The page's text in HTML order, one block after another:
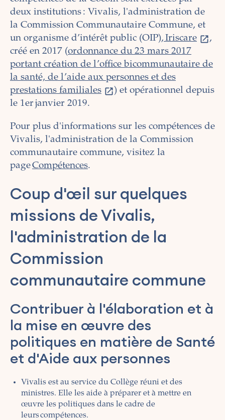
deux institutions : Vivalis, l'administration de
la Commission Communautaire Commune, et
un organisme d’intérêt public (OIP), Iriscare
,
créé en 2017 (ordonnance du 23 mars 2017
portant création de l’office bicommunautaire de
la santé, de l’aide aux personnes et des
prestations familiales
) et opérationnel depuis
le 1er janvier 2019.
Pour plus d'informations sur les compétences de
Vivalis, l'administration de la Commission
communautaire commune, visitez la
pageCompétences.
Coup d'œil sur quelques
missions de Vivalis,
l'administration de la
Commission
communautaire commune
Contribuer à l'élaboration et à
la mise en œuvre des
politiques en matière de Santé
et d'Aide aux personnes
Vivalis est au service du Collège réuni et des
ministres. Elle les aide à préparer et à mettre en
œuvre les politiques dans le cadre de
leurs compétences.